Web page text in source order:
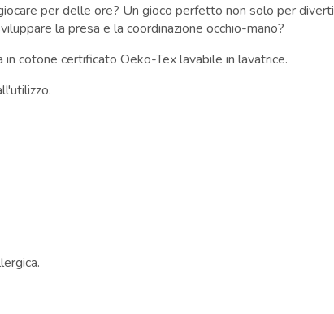
per delle ore? Un gioco perfetto non solo per
la presa e la coordinazione occhio-mano?
cotone certificato Oeko-Tex lavabile in lavatrice.